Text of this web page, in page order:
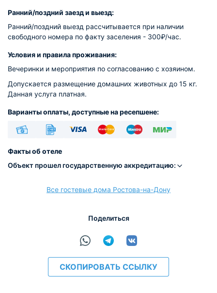
Ранний/поздний заезд и выезд:
Ранний/поздний выезд рассчитывается при наличии
свободного номера по факту заселения - 300₽/час.
Условия и правила проживания:
Вечеринки и мероприятия по согласованию с хозяином.
Допускается размещение домашних животных до 15 кг.
Данная услуга платная.
Варианты оплаты, доступные на ресепшене:
расчёт
Факты об отеле
Объект прошел государственную аккредитацию:
Все гостевые дома Ростова-на-Дону
Поделиться
СКОПИРОВАТЬ ССЫЛКУ